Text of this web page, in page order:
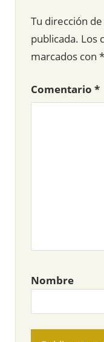
Tu dirección
publicada. Los
marcados con *
Comentario *
Nombre